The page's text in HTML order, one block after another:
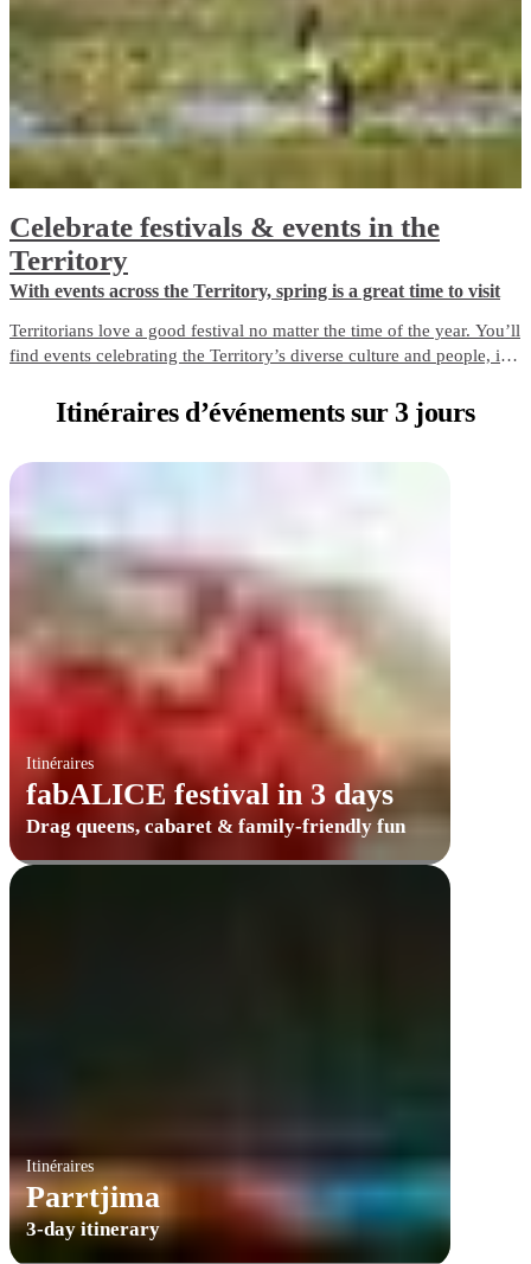
Celebrate festivals & events in the
Territory
With events across the Territory, spring is a great time to visit
Territorians love a good festival no matter the time of the year. You’ll
find events celebrating the Territory’s diverse culture and people, its
changes.Itinéraires d’événementssur 3 jours
Itinéraires
fabALICE festival in 3 days
Drag queens, cabaret & family-friendly fun
Itinéraires
Parrtjima
3-day itinerary